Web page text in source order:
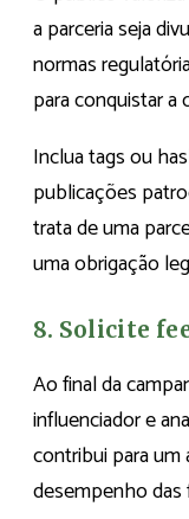
a parceria seja
normas
para conquistar a
Inclua tags ou
publicações
trata de uma
uma obrigação
8. Solicite
Ao final da
influenciador e
contribui para
desempenho